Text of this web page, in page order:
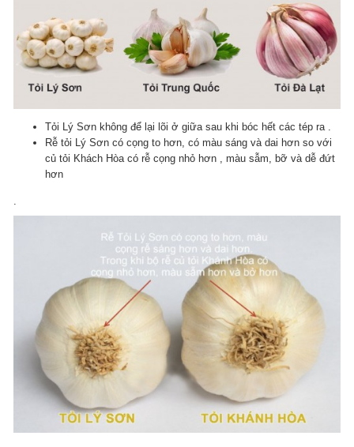
Tỏi Lý Sơn không để lại lõi ở giữa sau khi bóc hết các tép ra .
Rễ tỏi Lý Sơn có cọng to hơn, có màu sáng và dai hơn so với
củ tỏi Khách Hòa có rễ cọng nhỏ hơn , màu sẫm, bỡ và dễ đứt
hơn
.